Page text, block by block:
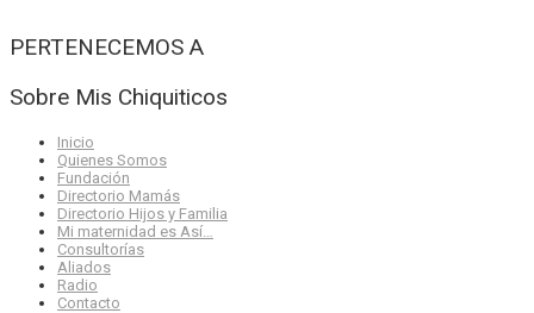
PERTENECEMOS A
Sobre Mis Chiquiticos
Inicio
Quienes Somos
Fundación
Directorio Mamás
Directorio Hijos y Familia
Mi maternidad es Así…
Consultorías
Aliados
Radio
Contacto